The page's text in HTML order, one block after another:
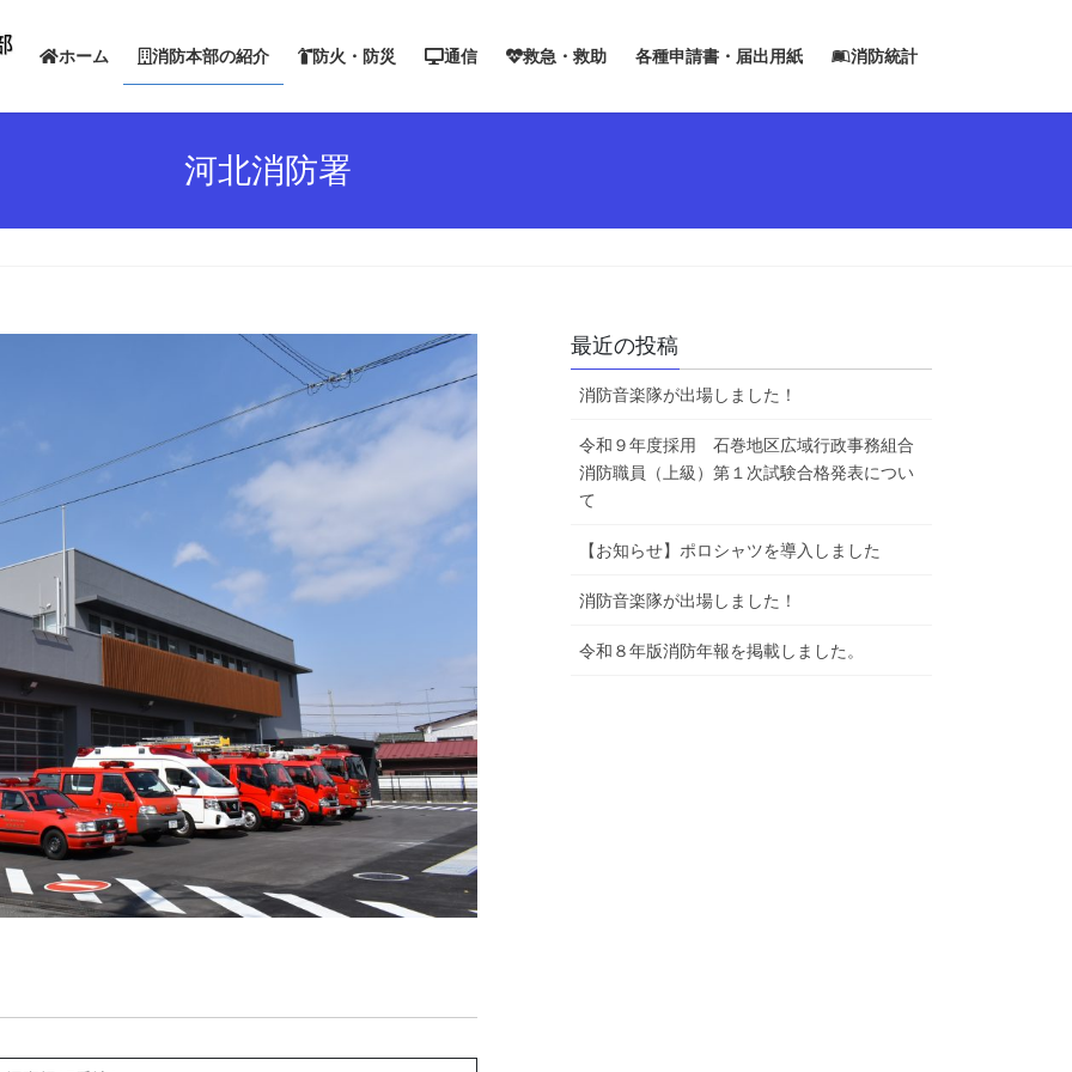
ホーム 消防本部の紹介 防火・防災 通信 救急・救助 各種申請書・届出用紙 消防統計
河北消防署
最近の投稿
消防音楽隊が出場しました！
令和９年度採用 石巻地区広域行政事務組合
消防職員（上級）第１次試験合格発表につい
て
【お知らせ】ポロシャツを導入しました
消防音楽隊が出場しました！
令和８年版消防年報を掲載しました。